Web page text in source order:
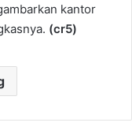
kantor
(cr5)